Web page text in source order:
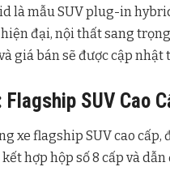
là mẫu SUV plug-in
đại, nội thất sang
giá bán sẽ được cập
Flagship SUV Cao
xe flagship SUV cao
hợp hộp số 8 cấp và